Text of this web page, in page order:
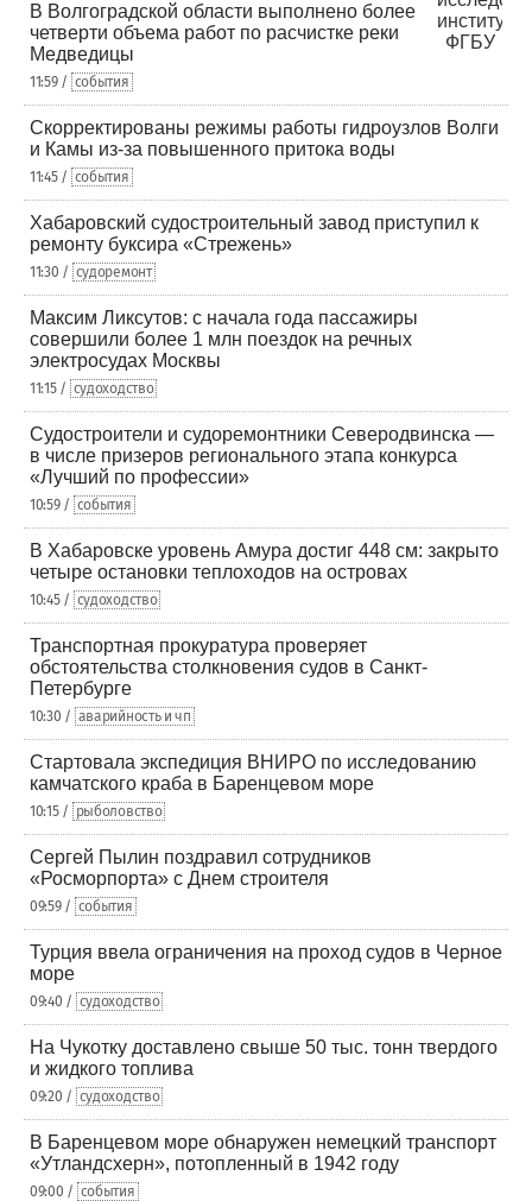
В Волгоградской области выполнено более
четверти объема работ по расчистке реки
Медведицы
11:59 / события
Скорректированы режимы работы гидроузлов Волги
и Камы из-за повышенного притока воды
11:45 / события
Хабаровский судостроительный завод приступил к
ремонту буксира «Стрежень»
11:30 / судоремонт
Максим Ликсутов: с начала года пассажиры
совершили более 1 млн поездок на речных
электросудах Москвы
11:15 / судоходство
Судостроители и судоремонтники Северодвинска —
в числе призеров регионального этапа конкурса
«Лучший по профессии»
10:59 / события
В Хабаровске уровень Амура достиг 448 см: закрыто
четыре остановки теплоходов на островах
10:45 / судоходство
Транспортная прокуратура проверяет
обстоятельства столкновения судов в Санкт-
Петербурге
10:30 / аварийность и чп
Стартовала экспедиция ВНИРО по исследованию
камчатского краба в Баренцевом море
10:15 / рыболовство
Сергей Пылин поздравил сотрудников
«Росморпорта» с Днем строителя
09:59 / события
Турция ввела ограничения на проход судов в Черное
море
09:40 / судоходство
На Чукотку доставлено свыше 50 тыс. тонн твердого
и жидкого топлива
09:20 / судоходство
В Баренцевом море обнаружен немецкий транспорт
«Утландсхерн», потопленный в 1942 году
09:00 / события